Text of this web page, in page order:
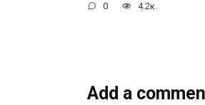
0 4.2к.
Add a